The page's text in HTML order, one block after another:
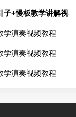
子+慢板教学讲解视
学演奏视频教程
学演奏视频教程
学演奏视频教程